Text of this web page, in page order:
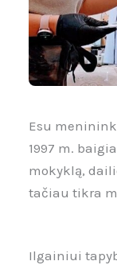
Esu
1997 m.
mokyklą,
tačiau tikra
Ilgainiui